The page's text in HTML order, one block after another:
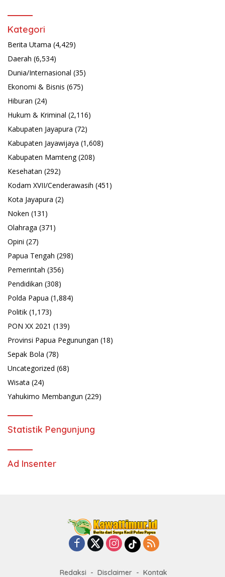
Kategori
Berita Utama (4,429)
Daerah (6,534)
Dunia/Internasional (35)
Ekonomi & Bisnis (675)
Hiburan (24)
Hukum & Kriminal (2,116)
Kabupaten Jayapura (72)
Kabupaten Jayawijaya (1,608)
Kabupaten Mamteng(208)
Kesehatan (292)
Kodam XVII/Cenderawasih (451)
Kota Jayapura (2)
Noken (131)
Olahraga (371)
Opini (27)
Papua Tengah (298)
Pemerintah (356)
Pendidikan (308)
Polda Papua (1,884)
Politik (1,173)
PON XX 2021 (139)
Provinsi Papua Pegunungan (18)
Sepak Bola (78)
Uncategorized (68)
Wisata (24)
Yahukimo Membangun (229)
Statistik Pengunjung
Ad Insenter
Redaksi Disclaimer Kontak